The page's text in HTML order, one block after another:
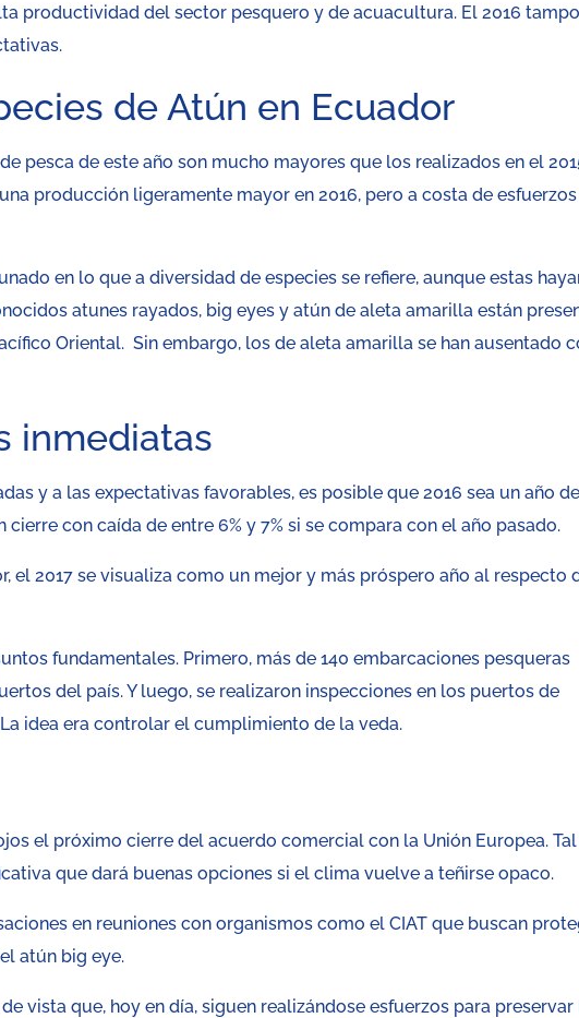
productividad del sector pesquero y de acuacultura. El 2016
de Atún en Ecuador
pesca de este año son mucho mayores que los realizados en el
producción ligeramente mayor en 2016, pero a costa de esfuerzos
en lo que a diversidad de especies se refiere, aunque estas
atunes rayados, big eyes y atún de aleta amarilla están
Oriental. Sin embargo, los de aleta amarilla se han ausentado
inmediatas
y a las expectativas favorables, es posible que 2016 sea un año de
cierre con caída de entre 6% y 7% si se compara con el año pasado.
el 2017 se visualiza como un mejor y más próspero año al respecto
fundamentales. Primero, más de 140 embarcaciones pesqueras
del país. Y luego, se realizaron inspecciones en los puertos de
La idea era controlar el cumplimiento de la veda.
el próximo cierre del acuerdo comercial con la Unión Europea. Tal
que dará buenas opciones si el clima vuelve a teñirse opaco.
en reuniones con organismos como el CIAT que buscan
atún big eye.
vista que, hoy en día, siguen realizándose esfuerzos para preservar